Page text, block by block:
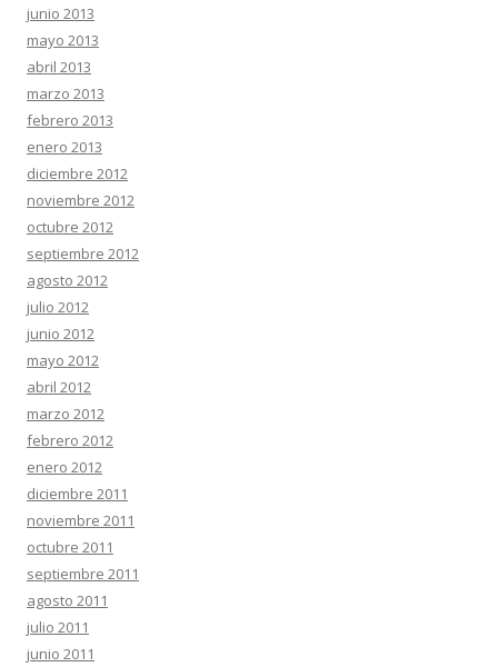
junio 2013
mayo 2013
abril 2013
marzo 2013
febrero 2013
enero 2013
diciembre 2012
noviembre 2012
octubre 2012
septiembre 2012
agosto 2012
julio 2012
junio 2012
mayo 2012
abril 2012
marzo 2012
febrero 2012
enero 2012
diciembre 2011
noviembre 2011
octubre 2011
septiembre 2011
agosto 2011
julio 2011
junio 2011